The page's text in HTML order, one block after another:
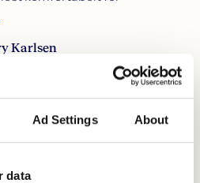
Ad Settings About
data
Karlsen
Henry